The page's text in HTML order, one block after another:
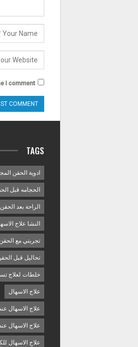
I comment.
TAGS
ادوية الحقن
الحجامه قبل
الراحة بعد
النشا علاج
تجربتي مع
تحاليل قبل
خلطات لعلاج
علاج الاسهال
علاج الاسهال
علاج الاسهال
علاج الاسهال